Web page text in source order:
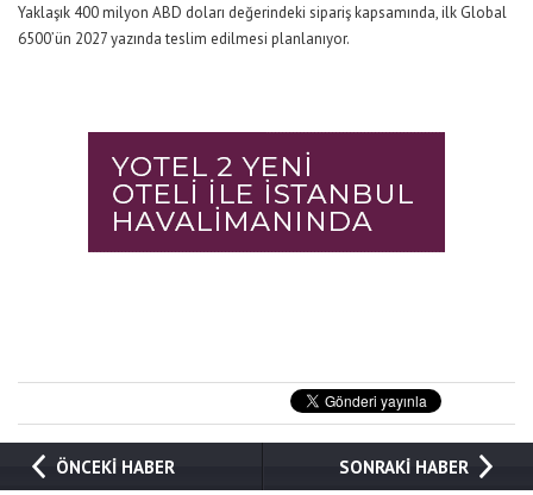
Yaklaşık 400 milyon ABD doları değerindeki sipariş kapsamında, ilk Global
6500’ün 2027 yazında teslim edilmesi planlanıyor.
ÖNCEKİ HABER SONRAKİ HABER